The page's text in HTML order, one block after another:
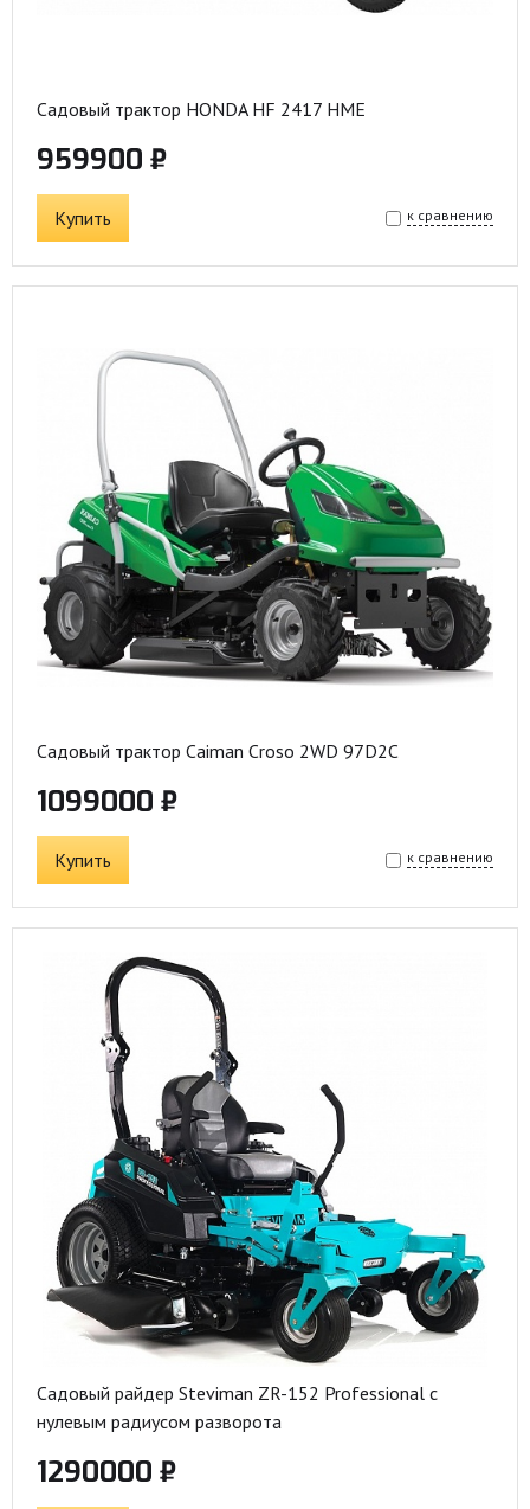
Садовый трактор HONDA HF 2417 HME
959900 ₽
Купить к сравнению
Садовый трактор Caiman Croso 2WD 97D2C
1099000 ₽
Купить к сравнению
Садовый райдер Steviman ZR-152 Professional с
нулевым радиусом разворота
1290000 ₽